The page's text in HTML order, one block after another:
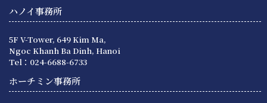
ハノイ事務所
5F V-Tower, 649 Kim Ma,
Ngoc Khanh Ba Dinh, Hanoi
Tel：024-6688-6733
ホーチミン事務所